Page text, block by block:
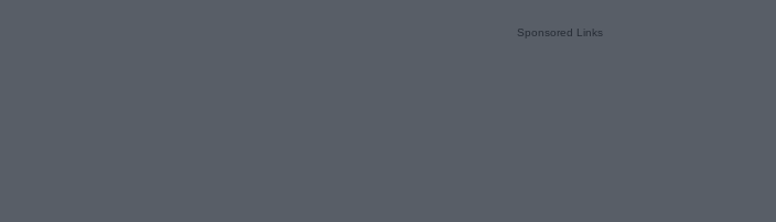
Sponsored Links